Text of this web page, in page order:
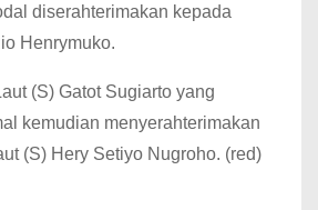
diserahterimakan kepada
Henrymuko.
(S) Gatot Sugiarto yang
kemudian menyerahterimakan
(S) Hery Setiyo Nugroho. (red)